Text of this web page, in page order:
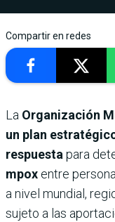
Compartir en redes
La Organización
un plan
respuesta para
mpox entre
a nivel mundial,
sujeto a las